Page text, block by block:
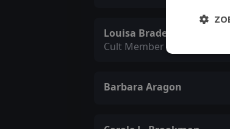
Louisa Braden Johnson
Cult Member
Barbara Aragon